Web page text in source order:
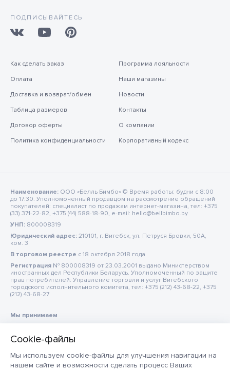
Мы используем cookie-файлы для улучшения навигации на
нашем сайте и возможности сделать процесс Ваших
ПОДПИСЫВАЙТЕСЬ
Как сделать заказ
Оплата
Доставка и возврат/обмен
Таблица размеров
Договор оферты
Политика конфиденциальности
Программа лояльности
Наши магазины
Новости
Контакты
О компании
Корпоративный кодекс
Наименование: ООО «Белль Бимбо» © Время работы: будни с 8:00
до 17:30. Уполномоченный продавцом на рассмотрение обращений
покупателей: специалист по продажам интернет-магазина, тел: +375
(33) 371-22-82, +375 (44) 588-18-90, e-mail: hello@bellbimbo.by
УНП: 800008319
Юридический адрес: 210101, г. Витебск, ул. Петруся Бровки, 50А,
ком. 3
В торговом реестре c 18 октября 2018 года
Регистрация № 800008319 от 23.03.2001 выдано Министерством
иностранных дел Республики Беларусь. Уполномоченный по защите
прав потребителей: Управление торговли и услуг Витебского
городского исполнительного комитета, тел: +375 (212) 43-68-22, +375
(212) 43-68-27
Мы принимаем